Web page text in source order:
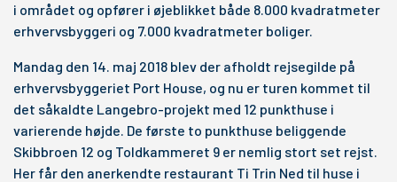
i området og opfører i øjeblikket både 8.000 kvadratmeter
erhvervsbyggeri og 7.000 kvadratmeter boliger.
Mandag den 14. maj 2018 blev der afholdt rejsegilde på
erhvervsbyggeriet Port House, og nu er turen kommet til
det såkaldte Langebro-projekt med 12 punkthuse i
varierende højde. De første to punkthuse beliggende
Skibbroen 12 og Toldkammeret 9 er nemlig stort set rejst.
Her får den anerkendte restaurant Ti Trin Ned til huse i